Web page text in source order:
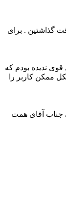
گذاشتین . برای
قوی ندیده بودم که
ممکن کاربر را
جناب آقای همت